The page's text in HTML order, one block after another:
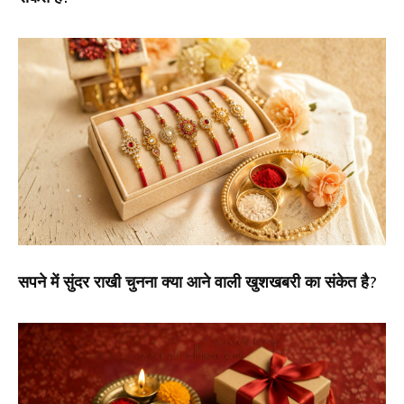
सपने में सुंदर राखी चुनना क्या आने वाली खुशखबरी का संकेत है?